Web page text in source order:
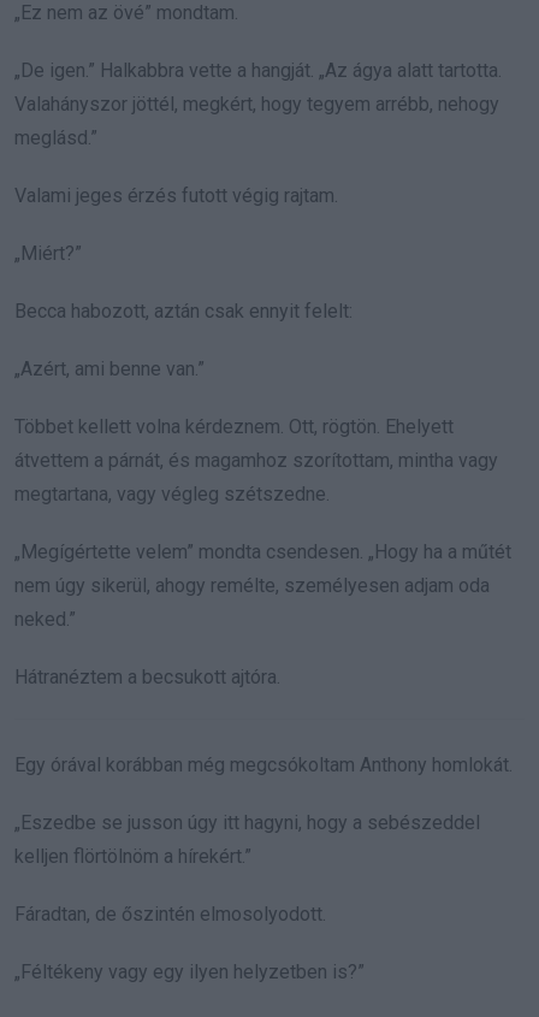
„Ez nem az övé” mondtam.
„De igen.” Halkabbra vette a hangját. „Az ágya alatt tartotta.
Valahányszor jöttél, megkért, hogy tegyem arrébb, nehogy
meglásd.”
Valami jeges érzés futott végig rajtam.
„Miért?”
Becca habozott, aztán csak ennyit felelt:
„Azért, ami benne van.”
Többet kellett volna kérdeznem. Ott, rögtön. Ehelyett
átvettem a párnát, és magamhoz szorítottam, mintha vagy
megtartana, vagy végleg szétszedne.
„Megígértette velem” mondta csendesen. „Hogy ha a műtét
nem úgy sikerül, ahogy remélte, személyesen adjam oda
neked.”
Hátranéztem a becsukott ajtóra.
Egy órával korábban még megcsókoltam Anthony homlokát.
„Eszedbe se jusson úgy itt hagyni, hogy a sebészeddel
kelljen flörtölnöm a hírekért.”
Fáradtan, de őszintén elmosolyodott.
„Féltékeny vagy egy ilyen helyzetben is?”